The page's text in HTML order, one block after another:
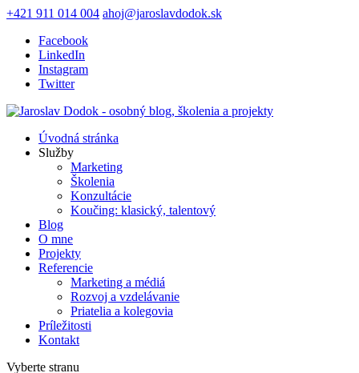
+421 911 014 004 ahoj@jaroslavdodok.sk
Facebook
LinkedIn
Instagram
Twitter
Úvodná stránka
Služby
Marketing
Školenia
Konzultácie
Koučing: klasický, talentový
Blog
O mne
Projekty
Referencie
Marketing a médiá
Rozvoj a vzdelávanie
Priatelia a kolegovia
Príležitosti
Kontakt
Vyberte stranu